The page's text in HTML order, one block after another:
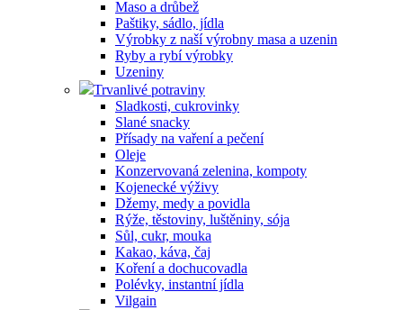
Maso a drůbež
Paštiky, sádlo, jídla
Výrobky z naší výrobny masa a uzenin
Ryby a rybí výrobky
Uzeniny
Trvanlivé potraviny
Sladkosti, cukrovinky
Slané snacky
Přísady na vaření a pečení
Oleje
Konzervovaná zelenina, kompoty
Kojenecké výživy
Džemy, medy a povidla
Rýže, těstoviny, luštěniny, sója
Sůl, cukr, mouka
Kakao, káva, čaj
Koření a dochucovadla
Polévky, instantní jídla
Vilgain